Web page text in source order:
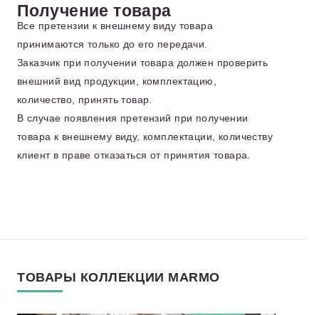
Получение товара
Все претензии к внешнему виду товара
принимаются только до его передачи.
Заказчик при получении товара должен проверить
внешний вид продукции, комплектацию,
количество, принять товар.
В случае появления претензий при получении
товара к внешнему виду, комплектации, количеству
клиент в праве отказаться от принятия товара.
ТОВАРЫ КОЛЛЕКЦИИ MARMO